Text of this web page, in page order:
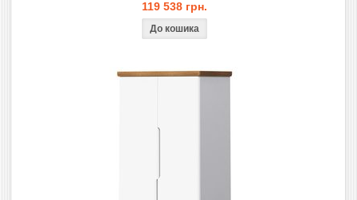
119 538 грн.